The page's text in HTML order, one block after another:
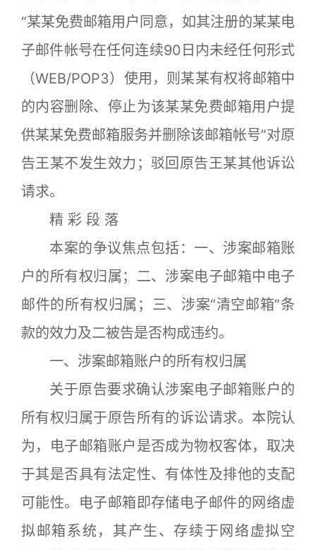
“某某免费邮箱用户同意，如其注册的某某电
子邮件帐号在任何连续90日内未经任何形式
（WEB/POP3）使用，则某某有权将邮箱中
的内容删除、停止为该某某免费邮箱用户提
供某某免费邮箱服务并删除该邮箱帐号”对原
告王某不发生效力；驳回原告王某其他诉讼
请求。
精 彩 段 落
本案的争议焦点包括：一、涉案邮箱账
户的所有权归属；二、涉案电子邮箱中电子
邮件的所有权归属；三、涉案“清空邮箱”条
款的效力及二被告是否构成违约。
一、涉案邮箱账户的所有权归属
关于原告要求确认涉案电子邮箱账户的
所有权归属于原告所有的诉讼请求。本院认
为，电子邮箱账户是否成为物权客体，取决
于其是否具有法定性、有体性及排他的支配
可能性。电子邮箱即存储电子邮件的网络虚
拟邮箱系统，其产生、存续于网络虚拟空